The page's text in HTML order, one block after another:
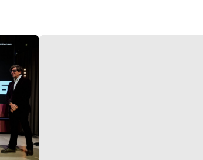
Modern Megapolis Guide
5-й юбилейный сезон Global Event